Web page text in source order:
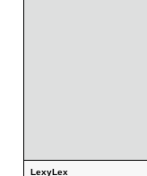
LexyLex